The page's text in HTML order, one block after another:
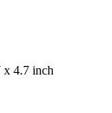
x 4.7 inch